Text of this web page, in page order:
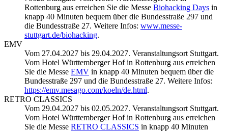
Rottenburg aus erreichen Sie die Messe Biohacking Days in
knapp 40 Minuten bequem über die Bundesstraße 297 und
die Bundesstraße 27. Weitere Infos: www.messe-
stuttgart.de/biohacking.
EMV
Vom 27.04.2027 bis 29.04.2027. Veranstaltungsort Stuttgart.
Vom Hotel Württemberger Hof in Rottenburg aus erreichen
Sie die Messe EMV in knapp 40 Minuten bequem über die
Bundesstraße 297 und die Bundesstraße 27. Weitere Infos:
https://emv.mesago.com/koeln/de.html.
RETRO CLASSICS
Vom 29.04.2027 bis 02.05.2027. Veranstaltungsort Stuttgart.
Vom Hotel Württemberger Hof in Rottenburg aus erreichen
Sie die Messe RETRO CLASSICS in knapp 40 Minuten